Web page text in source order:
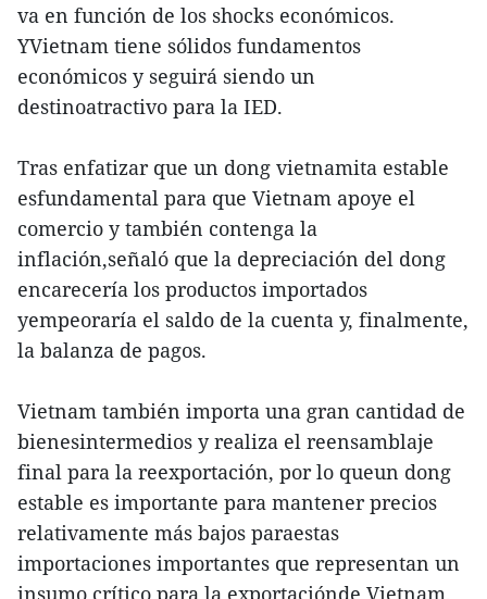
va en función de los shocks económicos.
YVietnam tiene sólidos fundamentos
económicos y seguirá siendo un
destinoatractivo para la IED.
Tras enfatizar que un dong vietnamita estable
esfundamental para que Vietnam apoye el
comercio y también contenga la
inflación,señaló que la depreciación del dong
encarecería los productos importados
yempeoraría el saldo de la cuenta y, finalmente,
la balanza de pagos.
Vietnam también importa una gran cantidad de
bienesintermedios y realiza el reensamblaje
final para la reexportación, por lo queun dong
estable es importante para mantener precios
relativamente más bajos paraestas
importaciones importantes que representan un